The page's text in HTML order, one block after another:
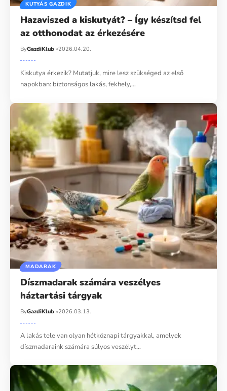
KUTYÁS GAZDIK
Hazaviszed a kiskutyát? – Így készítsd fel
az otthonodat az érkezésére
ByGazdiKlub 2026.04.20.
Kiskutya érkezik? Mutatjuk, mire lesz szükséged az első
napokban: biztonságos lakás, fekhely,…
MADARAK
Díszmadarak számára veszélyes
háztartási tárgyak
ByGazdiKlub 2026.03.13.
A lakás tele van olyan hétköznapi tárgyakkal, amelyek
díszmadaraink számára súlyos veszélyt…